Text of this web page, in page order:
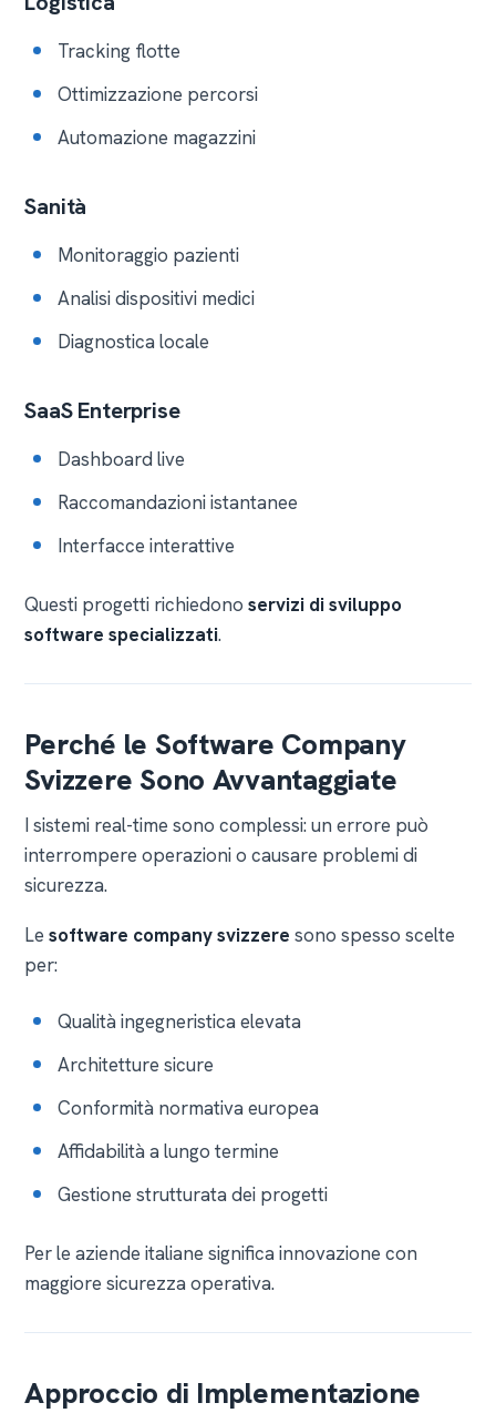
Tracking flotte
Ottimizzazione percorsi
Automazione magazzini
Sanità
Monitoraggio pazienti
Analisi dispositivi medici
Diagnostica locale
SaaS Enterprise
Dashboard live
Raccomandazioni istantanee
Interfacce interattive
Questi progetti richiedonoservizi di sviluppo
software specializzati.
Perché le Software Company
Svizzere Sono Avvantaggiate
I sistemi real-time sono complessi: un errore può
interrompere operazioni o causare problemi di
sicurezza.
Lesoftware company svizzere sono spesso scelte
per:
Qualità ingegneristica elevata
Architetture sicure
Conformità normativa europea
Affidabilità a lungo termine
Gestione strutturata dei progetti
Per le aziende italiane significa innovazione con
maggiore sicurezza operativa.
Approccio di Implementazione